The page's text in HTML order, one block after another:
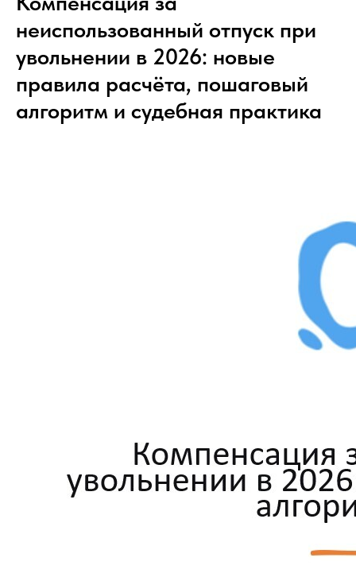
неиспользованный отпуск при
увольнении в 2026: новые
правила расчёта, пошаговый
алгоритм и судебная практика